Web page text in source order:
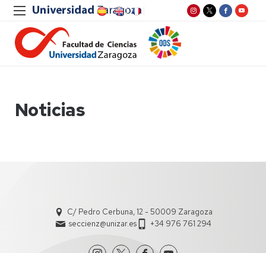
Noticias
C/ Pedro Cerbuna, 12 - 50009 Zaragoza
seccienz@unizar.es
+34 976 761 294